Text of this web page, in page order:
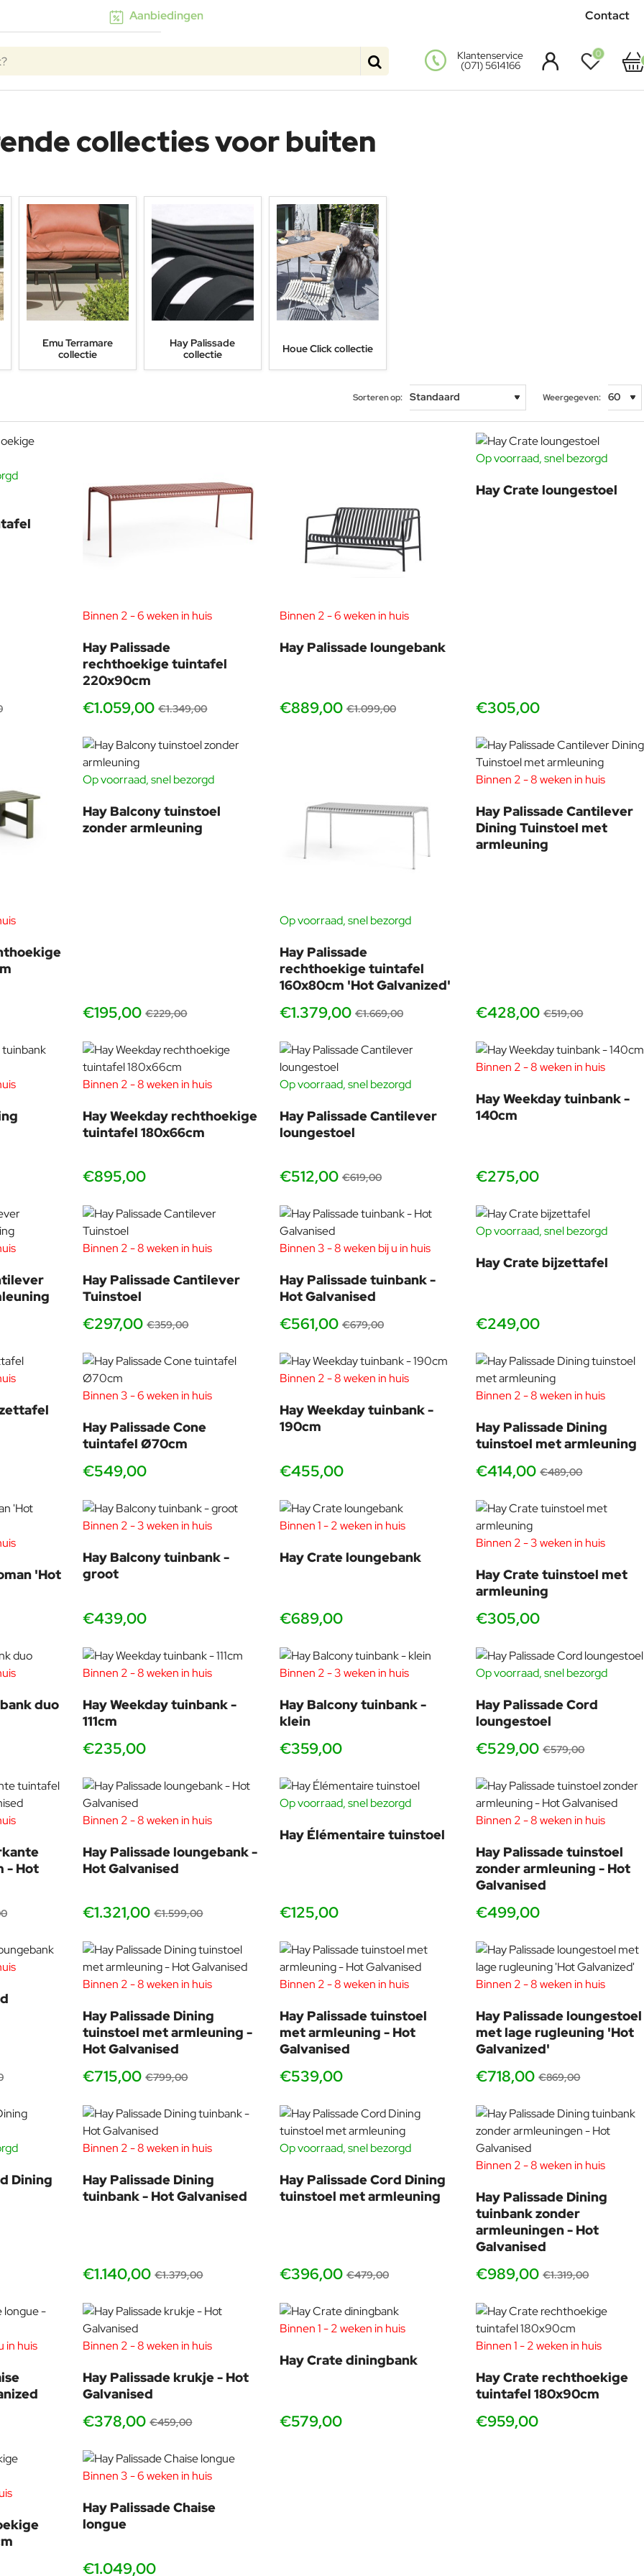
Aanbiedingen Contact
Klantenservice
(071) 5614166
0
collecties voor buiten
Emu Terramare
collectie
Hay Palissade
collectie
Houe Click collectie
Sorteren op: Weergegeven:
Binnen 2 - 6 weken in huis
Hay Palissade
rechthoekige tuintafel
220x90cm
€1.059,00 €1.349,00
Binnen 2 - 6 weken in huis
Hay Palissade loungebank
€889,00 €1.099,00
Op voorraad, snel bezorgd
Hay Crate loungestoel
€305,00
Op voorraad, snel bezorgd
Hay Balcony tuinstoel
zonder armleuning
€195,00 €229,00
Op voorraad, snel bezorgd
Hay Palissade
rechthoekige tuintafel
160x80cm 'Hot Galvanized'
€1.379,00 €1.669,00
Binnen 2 - 8 weken in huis
Hay Palissade Cantilever
Dining Tuinstoel met
armleuning
€428,00 €519,00
Binnen 2 - 8 weken in huis
Hay Weekday rechthoekige
tuintafel 180x66cm
€895,00
Op voorraad, snel bezorgd
Hay Palissade Cantilever
loungestoel
€512,00 €619,00
Binnen 2 - 8 weken in huis
Hay Weekday tuinbank -
140cm
€275,00
Binnen 2 - 8 weken in huis
Hay Palissade Cantilever
Tuinstoel
€297,00 €359,00
-17%
Binnen 3 - 8 weken bij u in huis
Hay Palissade tuinbank -
Hot Galvanised
€561,00 €679,00
Op voorraad, snel bezorgd
Hay Crate bijzettafel
€249,00
Binnen 3 - 6 weken in huis
Hay Palissade Cone
tuintafel Ø70cm
€549,00
Binnen 2 - 8 weken in huis
Hay Weekday tuinbank -
190cm
€455,00
Binnen 2 - 8 weken in huis
Hay Palissade Dining
tuinstoel met armleuning
€414,00 €489,00
'Hot
Binnen 2 - 3 weken in huis
Hay Balcony tuinbank -
groot
€439,00
Binnen 1 - 2 weken in huis
Hay Crate loungebank
€689,00
Binnen 2 - 3 weken in huis
Hay Crate tuinstoel met
armleuning
€305,00
duo
Binnen 2 - 8 weken in huis
Hay Weekday tuinbank -
111cm
€235,00
Binnen 2 - 3 weken in huis
Hay Balcony tuinbank -
klein
€359,00
Op voorraad, snel bezorgd
Hay Palissade Cord
loungestoel
€529,00 €579,00
- Hot
Binnen 2 - 8 weken in huis
Hay Palissade loungebank -
Hot Galvanised
€1.321,00 €1.599,00
Op voorraad, snel bezorgd
Hay Élémentaire tuinstoel
€125,00
Binnen 2 - 8 weken in huis
Hay Palissade tuinstoel
zonder armleuning - Hot
Galvanised
€499,00
Binnen 2 - 8 weken in huis
Hay Palissade Dining
tuinstoel met armleuning -
Hot Galvanised
€715,00 €799,00
Binnen 2 - 8 weken in huis
Hay Palissade tuinstoel
met armleuning - Hot
Galvanised
€539,00
Binnen 2 - 8 weken in huis
Hay Palissade loungestoel
met lage rugleuning 'Hot
Galvanized'
€718,00 €869,00
Dining
Binnen 2 - 8 weken in huis
Hay Palissade Dining
tuinbank - Hot Galvanised
€1.140,00 €1.379,00
Op voorraad, snel bezorgd
Hay Palissade Cord Dining
tuinstoel met armleuning
€396,00 €479,00
Binnen 2 - 8 weken in huis
Hay Palissade Dining
tuinbank zonder
armleuningen - Hot
Galvanised
€989,00 €1.319,00
in huis Binnen 2 - 8 weken in huis
Hay Palissade krukje - Hot
Galvanised
€378,00 €459,00
Binnen 1 - 2 weken in huis
Hay Crate diningbank
€579,00
Binnen 1 - 2 weken in huis
Hay Crate rechthoekige
tuintafel 180x90cm
€959,00
Binnen 3 - 6 weken in huis
Hay Palissade Chaise
longue
€1.049,00